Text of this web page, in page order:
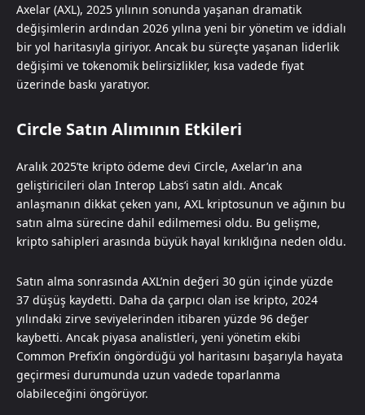
Axelar (AXL), 2025 yılının sonunda yaşanan dramatik
değişimlerin ardından 2026 yılına yeni bir yönetim ve iddialı
bir yol haritasıyla giriyor. Ancak bu süreçte yaşanan liderlik
değişimi ve tokenomik belirsizlikler, kısa vadede fiyat
üzerinde baskı yaratıyor.
Circle Satın Alımının Etkileri
Aralık 2025’te kripto ödeme devi Circle, Axelar’ın ana
geliştiricileri olan Interop Labs’i satın aldı. Ancak
anlaşmanın dikkat çeken yanı, AXL kriptosunun ve ağının bu
satın alma sürecine dahil edilmemesi oldu. Bu gelişme,
kripto sahipleri arasında büyük hayal kırıklığına neden oldu.
Satın alma sonrasında AXL’nin değeri 30 gün içinde yüzde
37 düşüş kaydetti. Daha da çarpıcı olan ise kripto, 2024
yılındaki zirve seviyelerinden itibaren yüzde 96 değer
kaybetti. Ancak piyasa analistleri, yeni yönetim ekibi
Common Prefix’in öngördüğü yol haritasını başarıyla hayata
geçirmesi durumunda uzun vadede toparlanma
olabileceğini öngörüyor.